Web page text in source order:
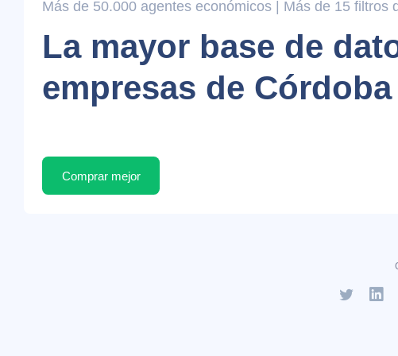
Más de 50.000 agentes económicos | Más de 15 filtros
La mayor base de
empresas de Córdoba
Comprar mejor